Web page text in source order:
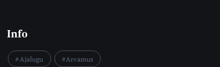
Info
Ajalugu Arvamus